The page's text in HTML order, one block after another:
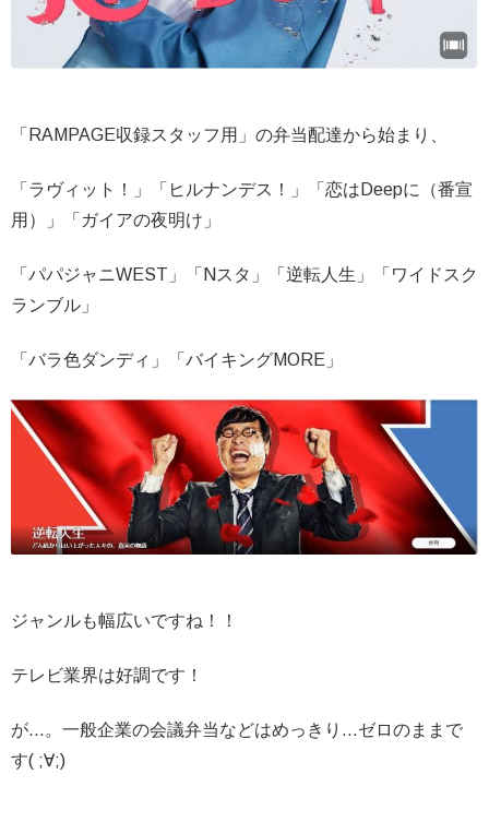
「RAMPAGE収録スタッフ用」の弁当配達から始まり、
「ラヴィット！」「ヒルナンデス！」「恋はDeepに（番宣
用）」「ガイアの夜明け」
「パパジャニWEST」「Nスタ」「逆転人生」「ワイドスク
ランブル」
「バラ色ダンディ」「バイキングMORE」
ジャンルも幅広いですね！！
テレビ業界は好調です！
が…。一般企業の会議弁当などはめっきり…ゼロのままで
す( ;∀;)